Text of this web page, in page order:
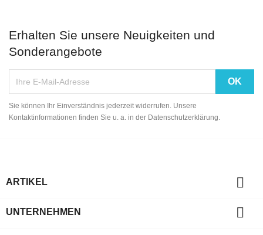
Erhalten Sie unsere Neuigkeiten und
Sonderangebote
Sie können Ihr Einverständnis jederzeit widerrufen. Unsere
Kontaktinformationen finden Sie u. a. in der Datenschutzerklärung.
ARTIKEL 
UNTERNEHMEN
